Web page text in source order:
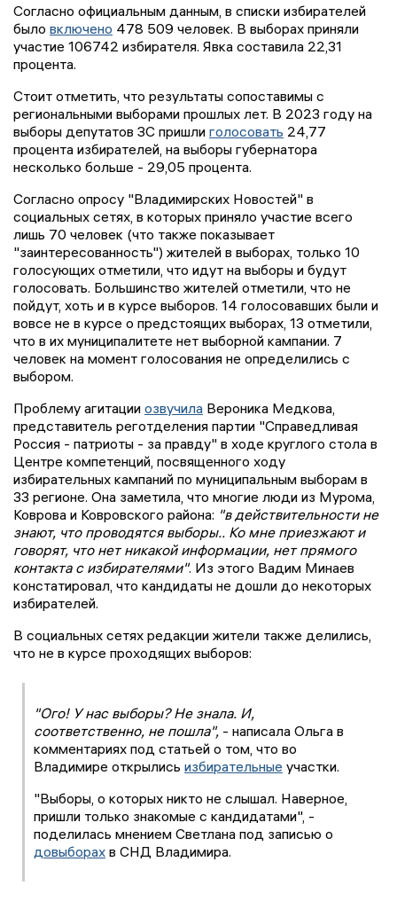
Согласно официальным данным, в списки избирателей
было включено 478 509 человек. В выборах приняли
участие 106742 избирателя. Явка составила 22,31
процента.
Cтоит отметить, что результаты сопоставимы с
региональными выборами прошлых лет. В 2023 году на
выборы депутатов ЗС пришли голосовать 24,77
процента избирателей, на выборы губернатора
несколько больше - 29,05 процента.
Согласно опросу "Владимирских Новостей" в
социальных сетях, в которых приняло участие всего
лишь 70 человек (что также показывает
"заинтересованность") жителей в выборах, только 10
голосующих отметили, что идут на выборы и будут
голосовать. Большинство жителей отметили, что не
пойдут, хоть и в курсе выборов. 14 голосовавших были и
вовсе не в курсе о предстоящих выборах, 13 отметили,
что в их муниципалитете нет выборной кампании. 7
человек на момент голосования не определились с
выбором.
Проблему агитации озвучила Вероника Медкова,
представитель реготделения партии "Справедливая
Россия - патриоты - за правду" в ходе круглого стола в
Центре компетенций, посвященного ходу
избирательных кампаний по муниципальным выборам в
33 регионе. Она заметила, что многие люди из Мурома,
Коврова и Ковровского района: "в действительности не
знают, что проводятся выборы.. Ко мне приезжают и
говорят, что нет никакой информации, нет прямого
контакта с избирателями". Из этого Вадим Минаев
констатировал, что кандидаты не дошли до некоторых
избирателей.
В социальных сетях редакции жители также делились,
что не в курсе проходящих выборов:
"Ого! У нас выборы? Не знала. И,
соответственно, не пошла", - написала Ольга в
комментариях под статьей о том, что во
Владимире открылись избирательные участки.
"Выборы, о которых никто не слышал. Наверное,
пришли только знакомые с кандидатами", -
поделилась мнением Светлана под записью о
довыборах в СНД Владимира.